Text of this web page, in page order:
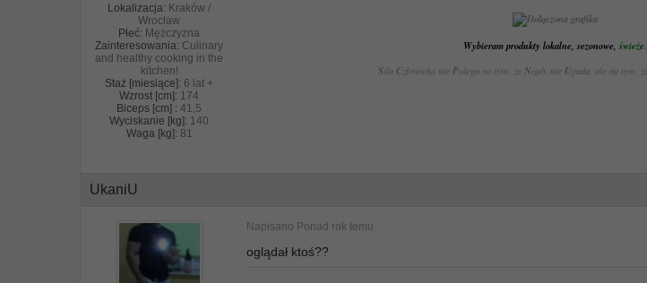
Lokalizacja: Kraków /
Wrocław
Płeć: Mężczyzna
Zainteresowania: Culinary
and healthy cooking in the
kitchen!
Staż [miesiące]: 6 lat +
Wzrost [cm]: 174
Biceps [cm] : 41,5
Wyciskanie [kg]: 140
Waga [kg]: 81
Wybieram produkty lokalne, sezonowe, świeże
Siła Człowieka nie Polega na tym, że Nigdy nie Upada, ale na tym, że
UkaniU
Napisano Ponad rok temu
oglądał ktoś??